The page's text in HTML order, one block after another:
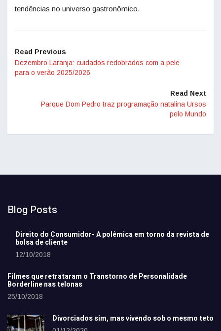
tendências no universo gastronômico.
Read Previous
Dezembro Laranja: cuidados redobrados com a pele
para o verão 2025/2026
Read Next
Parque Dom Pedro traz programação natalina Ursos
pelo Mundo
Blog Posts
Direito do Consumidor- A polêmica em torno da revista de
bolsa de cliente
12/10/2018
Filmes que retrataram o Transtorno de Personalidade
Borderline nas telonas
25/10/2018
Divorciados sim, mas vivendo sob o mesmo teto